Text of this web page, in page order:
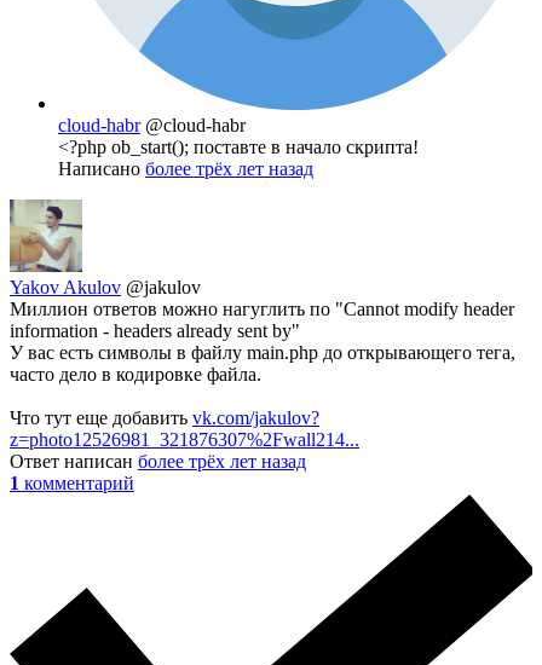
cloud-habr @cloud-habr
<?php ob_start(); поставте в начало скрипта!
Написано более трёх лет назад
Yakov Akulov @jakulov
Миллион ответов можно нагуглить по "Cannot modify header
information - headers already sent by"
У вас есть символы в файлу main.php до открывающего тега,
часто дело в кодировке файла.
Что тут еще добавить vk.com/jakulov?
z=photo12526981_321876307%2Fwall214...
Ответ написан более трёх лет назад
1 комментарий